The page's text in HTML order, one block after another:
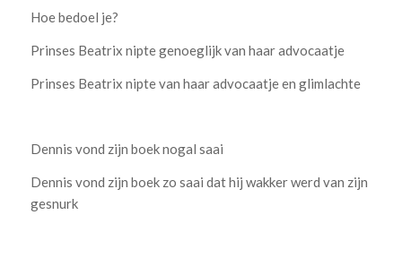
Hoe bedoel je?
Prinses Beatrix nipte genoeglijk van haar advocaatje
Prinses Beatrix nipte van haar advocaatje en glimlachte
Dennis vond zijn boek nogal saai
Dennis vond zijn boek zo saai dat hij wakker werd van zijn
gesnurk